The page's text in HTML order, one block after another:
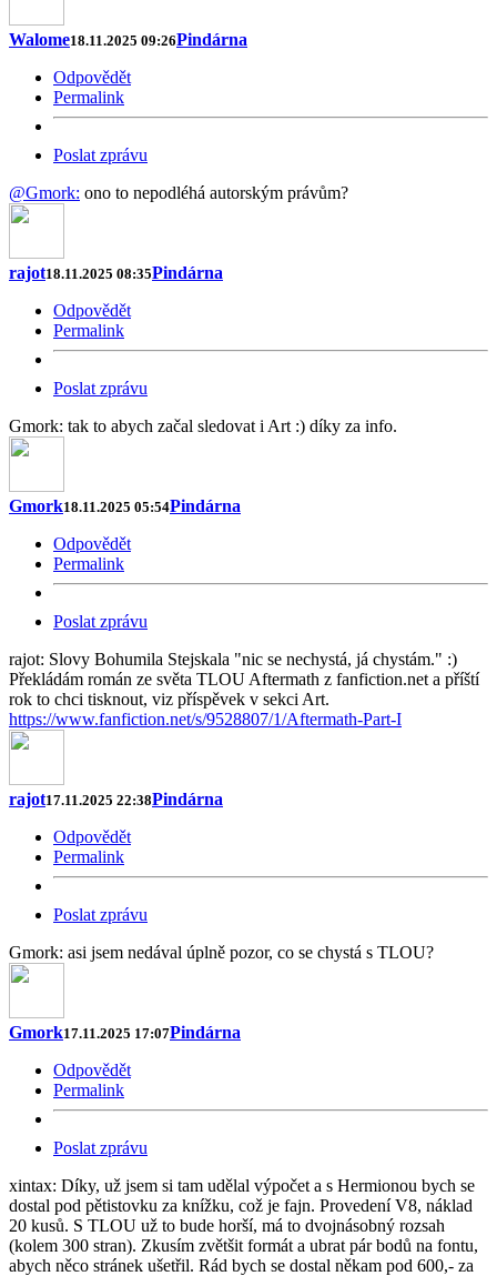
Walome18.11.2025 09:26Pindárna
Odpovědět
Permalink
Poslat zprávu
@Gmork: ono to nepodléhá autorským právům?
rajot18.11.2025 08:35Pindárna
Odpovědět
Permalink
Poslat zprávu
Gmork: tak to abych začal sledovat i Art :) díky za info.
Gmork18.11.2025 05:54Pindárna
Odpovědět
Permalink
Poslat zprávu
rajot: Slovy Bohumila Stejskala "nic se nechystá, já chystám." :)
Překládám román ze světa TLOU Aftermath z fanfiction.net a příští
rok to chci tisknout, viz příspěvek v sekci Art.
https://www.fanfiction.net/s/9528807/1/Aftermath-Part-I
rajot17.11.2025 22:38Pindárna
Odpovědět
Permalink
Poslat zprávu
Gmork: asi jsem nedával úplně pozor, co se chystá s TLOU?
Gmork17.11.2025 17:07Pindárna
Odpovědět
Permalink
Poslat zprávu
xintax: Díky, už jsem si tam udělal výpočet a s Hermionou bych se
dostal pod pětistovku za knížku, což je fajn. Provedení V8, náklad
20 kusů. S TLOU už to bude horší, má to dvojnásobný rozsah
(kolem 300 stran). Zkusím zvětšit formát a ubrat pár bodů na fontu,
abych něco stránek ušetřil. Rád bych se dostal někam pod 600,- za